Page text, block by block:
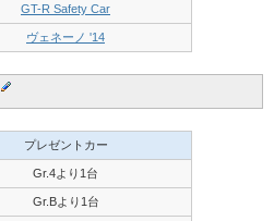
GT-R Safety Car
ヴェネーノ '14
プレゼントカー
Gr.4より1台
Gr.Bより1台